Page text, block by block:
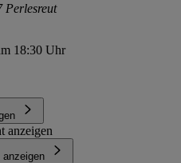
Perlesreut
18:30 Uhr
anzeigen
anzeigen